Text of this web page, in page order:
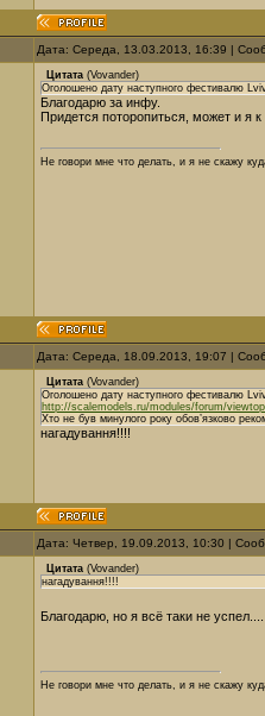
Дата: Середа, 13.03.2013, 16:39 |
Цитата (Vovander)
Оголошено дату наступного фестивалю
Благодарю за инфу.
Придется поторопиться, может и я
Не говори мне что делать, и я не скажу
Дата: Середа, 18.09.2013, 19:07 |
Цитата (Vovander)
Оголошено дату наступного фестивалю
http://scalemodels.ru/modules/forum/
Хто не був минулого року обов’язково
нагадування!!!!
Дата: Четвер, 19.09.2013, 10:30 |
Цитата (Vovander)
нагадування!!!!
Благодарю, но я всё таки не
Не говори мне что делать, и я не скажу